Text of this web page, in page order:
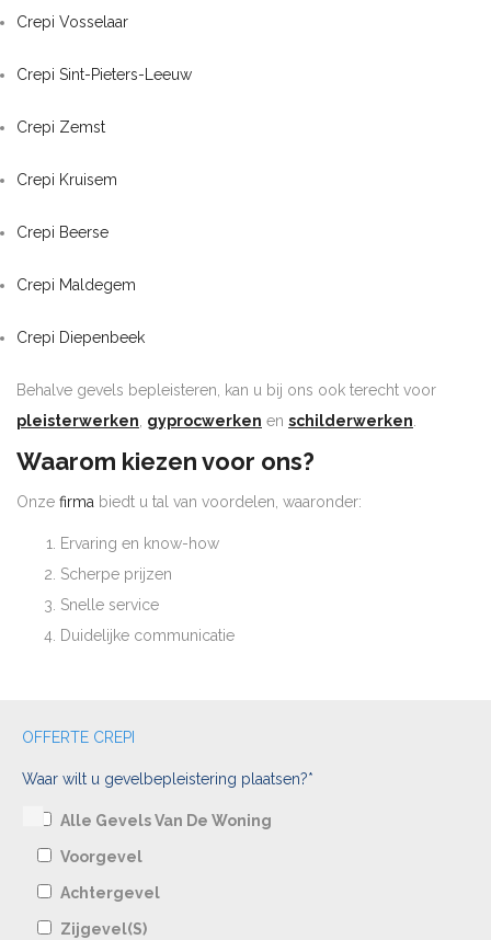
Crepi Vosselaar
Crepi Sint-Pieters-Leeuw
Crepi Zemst
Crepi Kruisem
Crepi Beerse
Crepi Maldegem
Crepi Diepenbeek
Behalve gevels bepleisteren, kan u bij ons ook terecht voor
pleisterwerken, gyprocwerken en schilderwerken.
Waarom kiezen voor ons?
Onze firma biedt u tal van voordelen, waaronder:
Ervaring en know-how
Scherpe prijzen
Snelle service
Duidelijke communicatie
OFFERTE CREPI
Waar wilt u gevelbepleistering plaatsen?*
Alle Gevels Van De Woning
Voorgevel
Achtergevel
Zijgevel(s)